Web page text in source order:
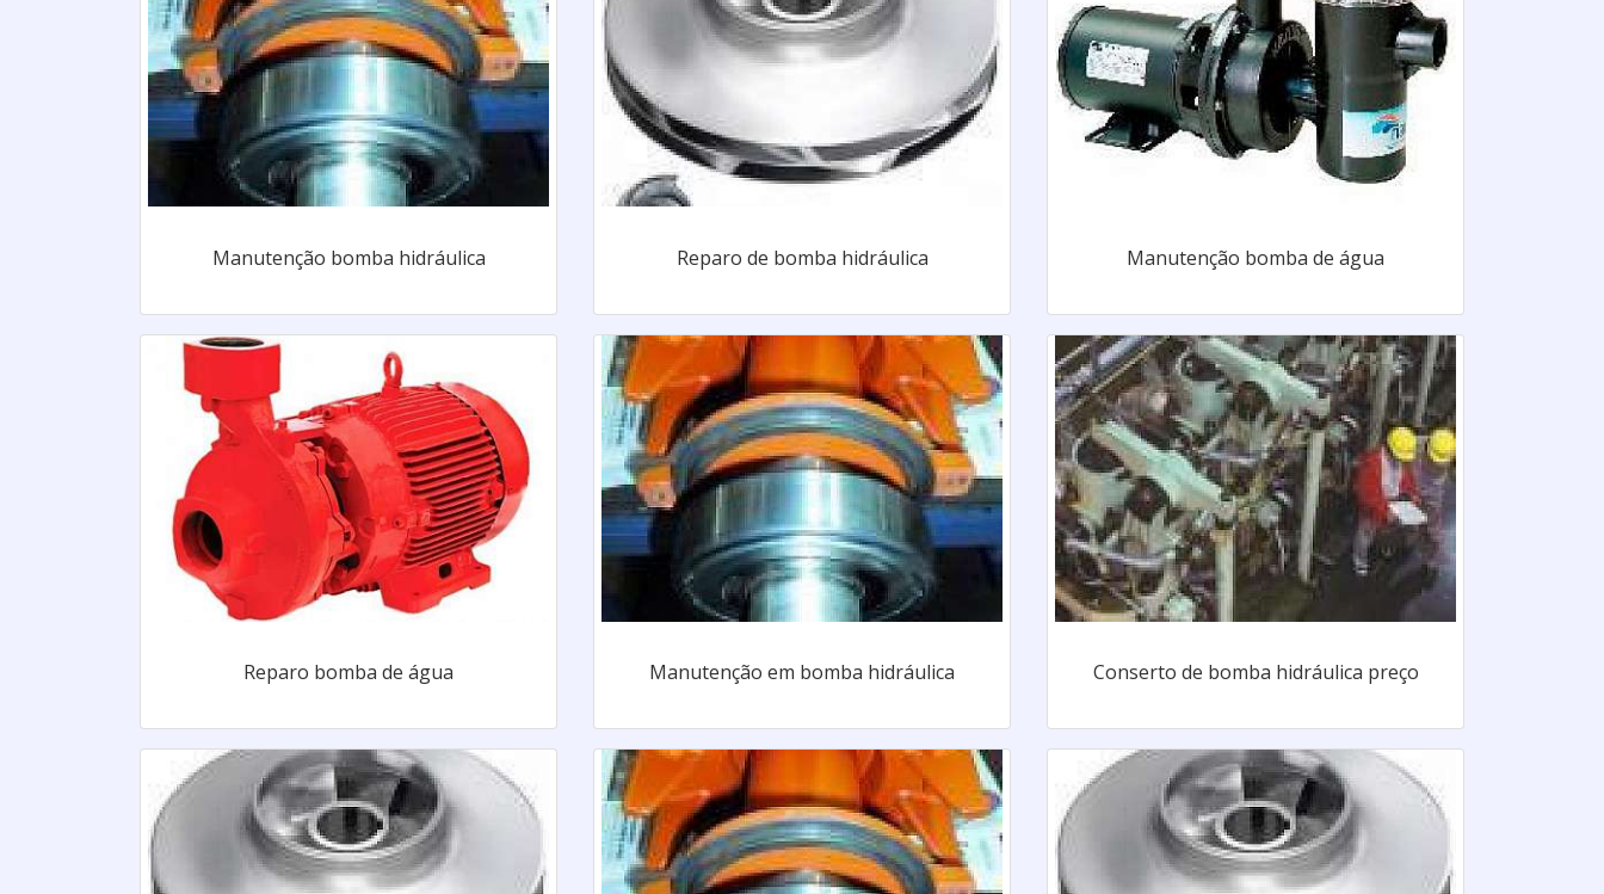
Manutenção bomba hidráulica Reparo de bomba hidráulica Manutenção bomba de água
Reparo bomba de água Manutenção em bomba hidráulica Conserto de bomba hidráulica preço